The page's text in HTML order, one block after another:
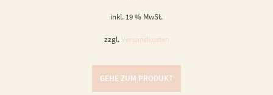
inkl. 19 % MwSt.
zzgl. Versandkosten
GEHE ZUM PRODUKT